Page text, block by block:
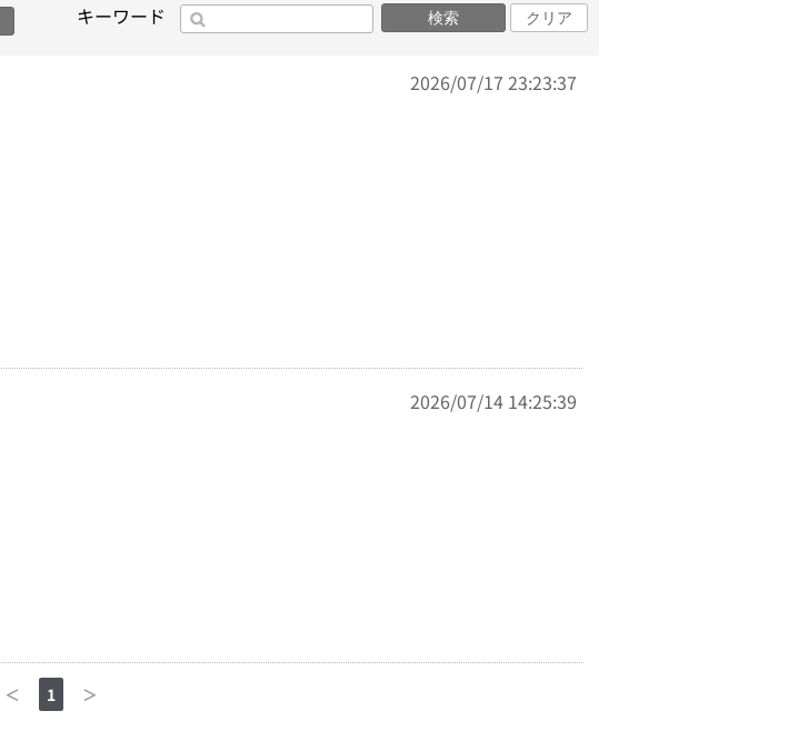
キーワード 検索 クリア
2026/07/17 23:23:37
2026/07/14 14:25:39
＜ 1 ＞